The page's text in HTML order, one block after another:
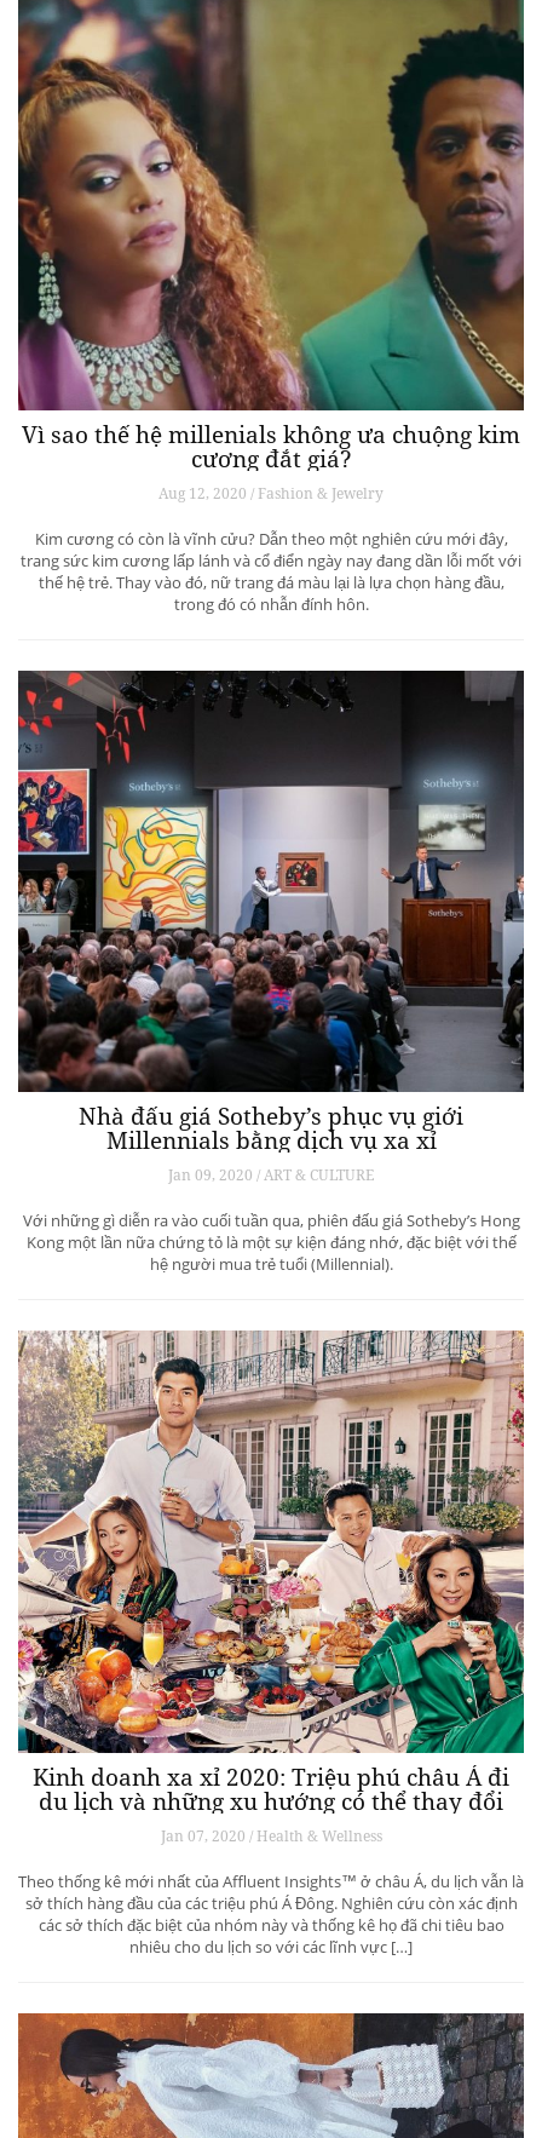
Vì sao thế hệ millenials không ưa chuộng kim
cương đắt giá?
Aug 12, 2020 / Fashion & Jewelry
Kim cương có còn là vĩnh cửu? Dẫn theo một nghiên cứu mới đây,
trang sức kim cương lấp lánh và cổ điển ngày nay đang dần lỗi mốt với
thế hệ trẻ. Thay vào đó, nữ trang đá màu lại là lựa chọn hàng đầu,
trong đó có nhẫn đính hôn.
Nhà đấu giá Sotheby’s phục vụ giới
Millennials bằng dịch vụ xa xỉ
Jan 09, 2020 / ART & CULTURE
Với những gì diễn ra vào cuối tuần qua, phiên đấu giá Sotheby’s Hong
Kong một lần nữa chứng tỏ là một sự kiện đáng nhớ, đặc biệt với thế
hệ người mua trẻ tuổi (Millennial).
Kinh doanh xa xỉ 2020: Triệu phú châu Á đi
du lịch và những xu hướng có thể thay đổi
ngành du lịch thượng lưu
Jan 07, 2020 / Health & Wellness
Theo thống kê mới nhất của Affluent Insights™ ở châu Á, du lịch vẫn là
sở thích hàng đầu của các triệu phú Á Đông. Nghiên cứu còn xác định
các sở thích đặc biệt của nhóm này và thống kê họ đã chi tiêu bao
nhiêu cho du lịch so với các lĩnh vực […]